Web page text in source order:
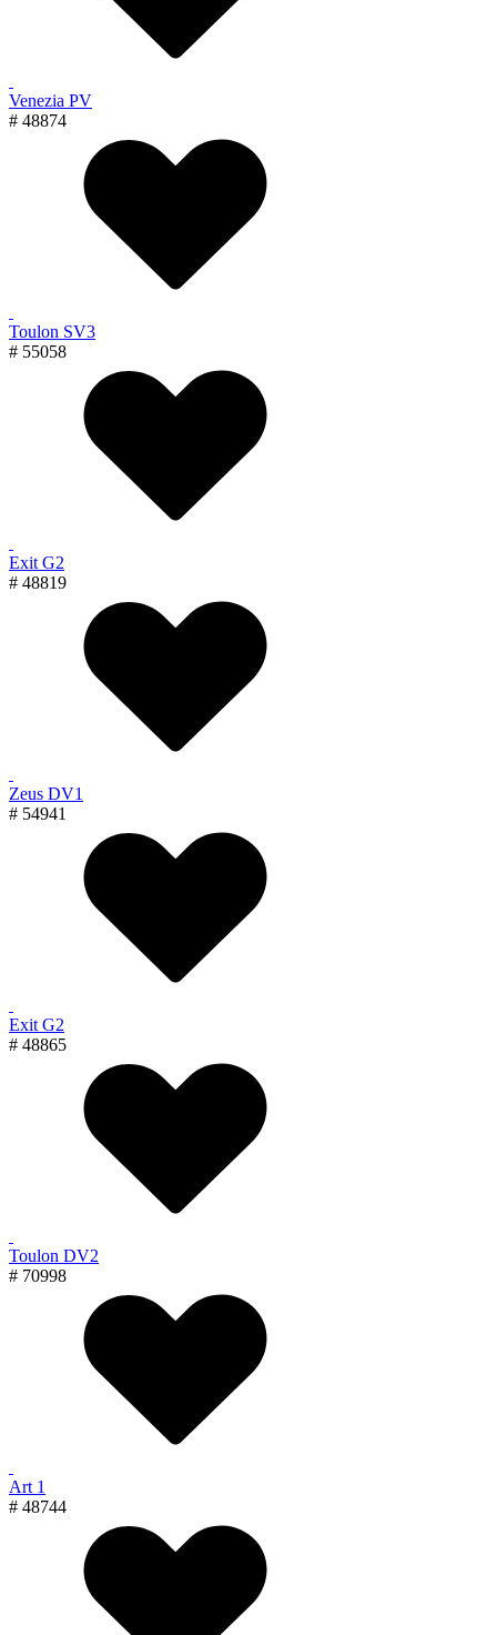
Venezia PV
# 48874
Toulon SV3
# 55058
Exit G2
# 48819
Zeus DV1
# 54941
Exit G2
# 48865
Toulon DV2
# 70998
Art 1
# 48744